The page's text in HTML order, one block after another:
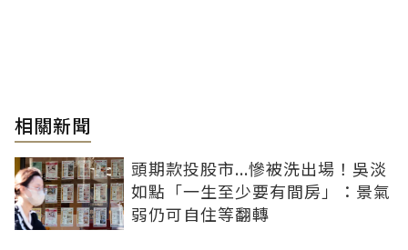
相關新聞
頭期款投股市...慘被洗出場！吳淡
如點「一生至少要有間房」：景氣
弱仍可自住等翻轉